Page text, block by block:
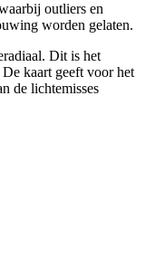
outliers en
worden gelaten.
Dit is het
kaart geeft voor het
de lichtemisses